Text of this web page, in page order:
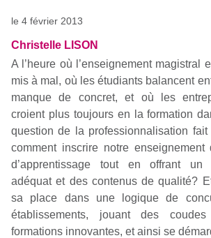
le 4 février 2013
Christelle LISON
A l’heure où l’enseignement magistral
mis à mal, où les étudiants balancent
manque de concret, et où les
croient plus toujours en la formation
question de la professionnalisation
comment inscrire notre
d’apprentissage tout en offrant un
adéquat et des contenus de qualité?
sa place dans une logique de
établissements, jouant des
formations innovantes, et ainsi se